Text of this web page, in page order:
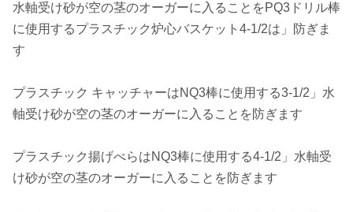
水軸受け砂が空の茎のオーガーに入ることをPQ3ドリル棒
に使用するプラスチック炉心バスケット4-1/2は」防ぎま
す
プラスチック キャッチャーはNQ3棒に使用する3-1/2」水
軸受け砂が空の茎のオーガーに入ることを防ぎます
プラスチック揚げべらはNQ3棒に使用する4-1/2」水軸受
け砂が空の茎のオーガーに入ることを防ぎます